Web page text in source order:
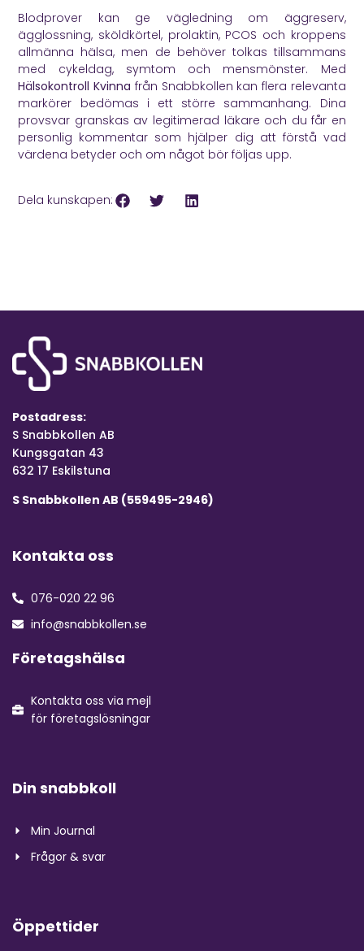
Blodprover kan ge vägledning om äggreserv,
ägglossning, sköldkörtel, prolaktin, PCOS och kroppens
allmänna hälsa, men de behöver tolkas tillsammans
med cykeldag, symtom och mensmönster. Med
Hälsokontroll Kvinna från Snabbkollen kan flera relevanta
markörer bedömas i ett större sammanhang. Dina
provsvar granskas av legitimerad läkare och du får en
personlig kommentar som hjälper dig att förstå vad
värdena betyder och om något bör följas upp.
Dela kunskapen:
Postadress:
S Snabbkollen AB
Kungsgatan 43
632 17 Eskilstuna
S Snabbkollen AB (559495-2946)
Kontakta oss
076-020 22 96
info@snabbkollen.se
Företagshälsa
Kontakta oss via mejl
för företagslösningar
Din snabbkoll
Min Journal
Frågor & svar
Öppettider